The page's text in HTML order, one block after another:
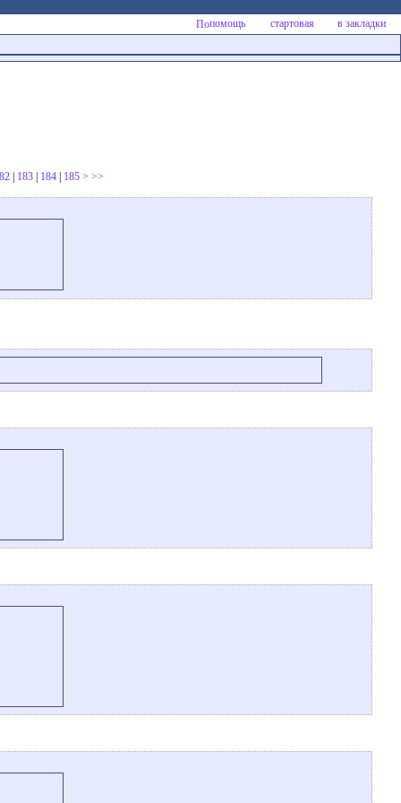
помощь стартовая в закладки
| 183 | 184 | 185 > >>